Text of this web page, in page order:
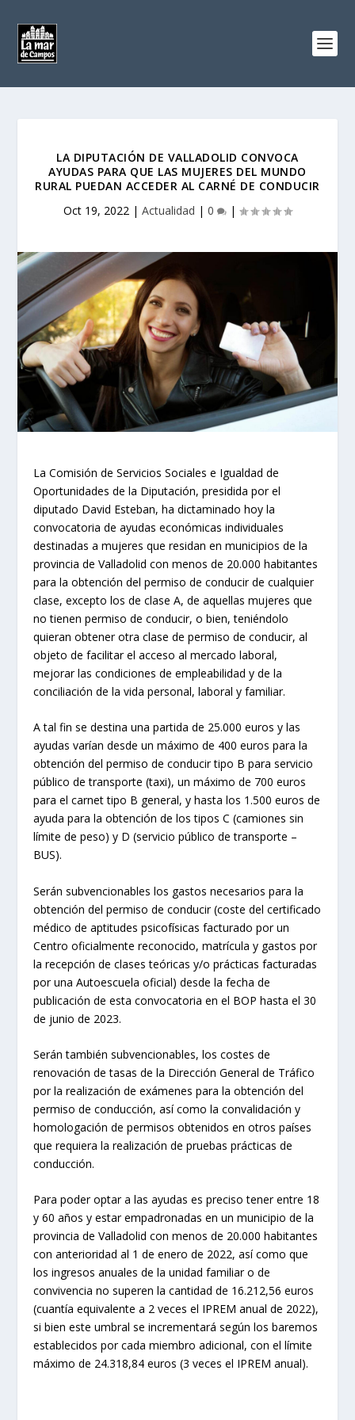
LA DIPUTACIÓN DE VALLADOLID CONVOCA
AYUDAS PARA QUE LAS MUJERES DEL MUNDO
RURAL PUEDAN ACCEDER AL CARNÉ DE CONDUCIR
Oct 19, 2022 | Actualidad | 0 |
La Comisión de Servicios Sociales e Igualdad de
Oportunidades de la Diputación, presidida por el
diputado David Esteban, ha dictaminado hoy la
convocatoria de ayudas económicas individuales
destinadas a mujeres que residan en municipios de la
provincia de Valladolid con menos de 20.000 habitantes
para la obtención del permiso de conducir de cualquier
clase, excepto los de clase A, de aquellas mujeres que
no tienen permiso de conducir, o bien, teniéndolo
quieran obtener otra clase de permiso de conducir, al
objeto de facilitar el acceso al mercado laboral,
mejorar las condiciones de empleabilidad y de la
conciliación de la vida personal, laboral y familiar.
A tal fin se destina una partida de 25.000 euros y las
ayudas varían desde un máximo de 400 euros para la
obtención del permiso de conducir tipo B para servicio
público de transporte (taxi), un máximo de 700 euros
para el carnet tipo B general, y hasta los 1.500 euros de
ayuda para la obtención de los tipos C (camiones sin
límite de peso) y D (servicio público de transporte –
BUS).
Serán subvencionables los gastos necesarios para la
obtención del permiso de conducir (coste del certificado
médico de aptitudes psicofísicas facturado por un
Centro oficialmente reconocido, matrícula y gastos por
la recepción de clases teóricas y/o prácticas facturadas
por una Autoescuela oficial) desde la fecha de
publicación de esta convocatoria en el BOP hasta el 30
de junio de 2023.
Serán también subvencionables, los costes de
renovación de tasas de la Dirección General de Tráfico
por la realización de exámenes para la obtención del
permiso de conducción, así como la convalidación y
homologación de permisos obtenidos en otros países
que requiera la realización de pruebas prácticas de
conducción.
Para poder optar a las ayudas es preciso tener entre 18
y 60 años y estar empadronadas en un municipio de la
provincia de Valladolid con menos de 20.000 habitantes
con anterioridad al 1 de enero de 2022, así como que
los ingresos anuales de la unidad familiar o de
convivencia no superen la cantidad de 16.212,56 euros
(cuantía equivalente a 2 veces el IPREM anual de 2022),
si bien este umbral se incrementará según los baremos
establecidos por cada miembro adicional, con el límite
máximo de 24.318,84 euros (3 veces el IPREM anual).